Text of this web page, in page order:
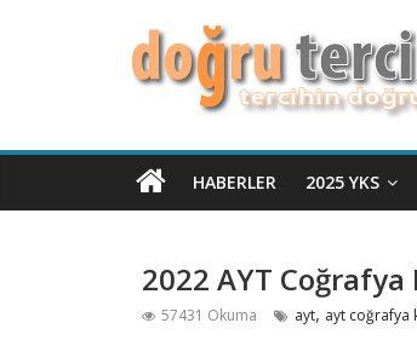
HABERLER 2025 YKS
2022 AYT Coğrafya
57431 Okuma ayt, ayt coğrafya